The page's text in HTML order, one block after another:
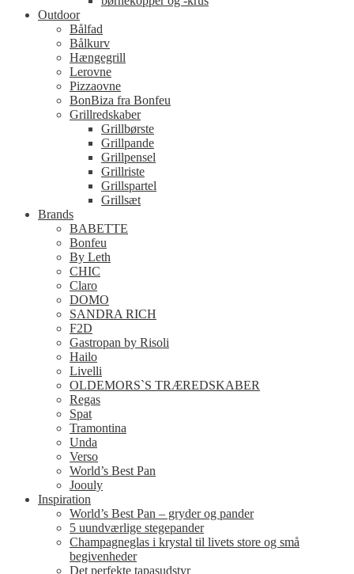
Outdoor
Bålfad
Bålkurv
Hængegrill
Lerovne
Pizzaovne
BonBiza fra Bonfeu
Grillredskaber
Grillbørste
Grillpande
Grillpensel
Grillriste
Grillspartel
Grillsæt
Brands
BABETTE
Bonfeu
By Leth
CHIC
Claro
DOMO
SANDRA RICH
F2D
Gastropan by Risoli
Hailo
Livelli
OLDEMORS`S TRÆREDSKABER
Regas
Spat
Tramontina
Unda
Verso
World’s Best Pan
Joouly
Inspiration
World’s Best Pan – gryder og pander
5 uundværlige stegepander
Champagneglas i krystal til livets store og små
begivenheder
Det perfekte tapasudstyr